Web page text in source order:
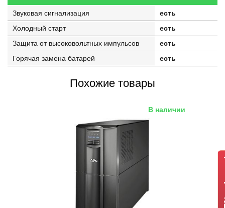
Звуковая сигнализация
есть
Холодный старт
есть
Защита от высоковольтных импульсов
есть
Горячая замена батарей
есть
Похожие товары
В наличии